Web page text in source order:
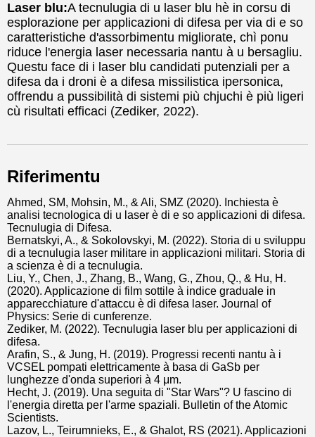
Laser blu:A tecnulugia di u laser blu hè in corsu di
esplorazione per applicazioni di difesa per via di e so
caratteristiche d'assorbimentu migliorate, chì ponu
riduce l'energia laser necessaria nantu à u bersagliu.
Questu face di i laser blu candidati putenziali per a
difesa da i droni è a difesa missilistica ipersonica,
offrendu a pussibilità di sistemi più chjuchi è più ligeri
cù risultati efficaci (Zediker, 2022).
Riferimentu
Ahmed, SM, Mohsin, M., & Ali, SMZ (2020). Inchiesta è
analisi tecnologica di u laser è di e so applicazioni di difesa.
Tecnulugia di Difesa.
Bernatskyi, A., & Sokolovskyi, M. (2022). Storia di u sviluppu
di a tecnulugia laser militare in applicazioni militari. Storia di
a scienza è di a tecnulugia.
Liu, Y., Chen, J., Zhang, B., Wang, G., Zhou, Q., & Hu, H.
(2020). Applicazione di film sottile à indice graduale in
apparecchiature d'attaccu è di difesa laser. Journal of
Physics: Serie di cunferenze.
Zediker, M. (2022). Tecnulugia laser blu per applicazioni di
difesa.
Arafin, S., & Jung, H. (2019). Progressi recenti nantu à i
VCSEL pompati elettricamente à basa di GaSb per
lunghezze d'onda superiori à 4 μm.
Hecht, J. (2019). Una seguita di "Star Wars"? U fascino di
l'energia diretta per l'arme spaziali. Bulletin of the Atomic
Scientists.
Lazov, L., Teirumnieks, E., & Ghalot, RS (2021). Applicazioni